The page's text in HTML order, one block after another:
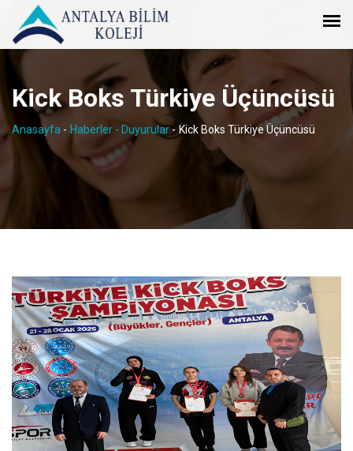
Kick Boks Türkiye Üçüncüsü
Anasayfa - Haberler - Duyurular- Kick Boks Türkiye Üçüncüsü